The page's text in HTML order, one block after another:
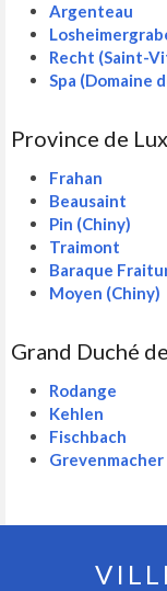
Argenteau
Recht (Saint-
Spa (Domaine
Province de
Frahan
Beausaint
Pin (Chiny)
Traimont
Baraque
Moyen (Chiny)
Grand Duché
Rodange
Kehlen
Fischbach
Grevenmacher